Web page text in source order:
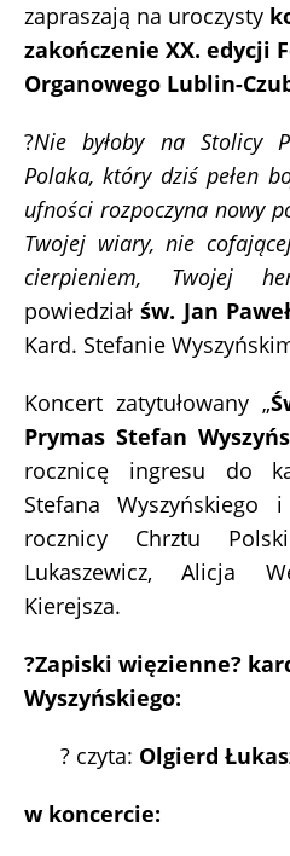
zapraszają na uroczysty
zakończenie XX. edycji
Organowego Lublin-
?Nie byłoby na Stolicy
Polaka, który dziś pełen
ufności rozpoczyna nowy
Twojej wiary, nie
cierpieniem, Twojej
powiedziałśw. Jan
Kard. Stefanie
Koncert zatytułowany „
Prymas Stefan
rocznicę ingresu do
Stefana
rocznicy Chrztu
Lukaszewicz, Alicja
Kierejsza.
?Zapiski więzienne?
Wyszyńskiego:
? czyta: Olgierd
w koncercie: